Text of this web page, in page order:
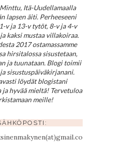
Itä-Uudellamaalla
lapsen äiti. Perheeseeni
v ja 13-v tytöt, 8-v ja 4-v
kaksi mustaa villakoiraa.
2017 ostamassamme
hirsitalossa sisustetaan,
ja tuunataan. Blogi toimii
sisustuspäiväkirjanani.
löydät blogistani
hyvää mieltä! Tervetuloa
meille!